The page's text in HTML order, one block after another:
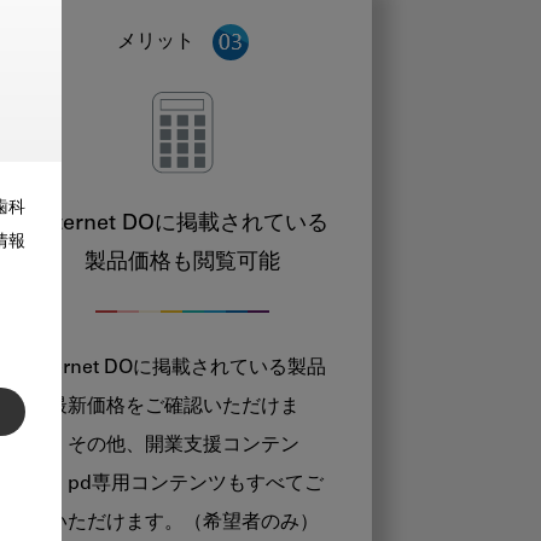
科
報
メリット
Internet DOに掲載されている
製品価格も閲覧可能
Internet DOに掲載されている製品
の最新価格をご確認いただけま
す。その他、開業支援コンテン
ツ、pd専用コンテンツもすべてご
覧いただけます。（希望者のみ）